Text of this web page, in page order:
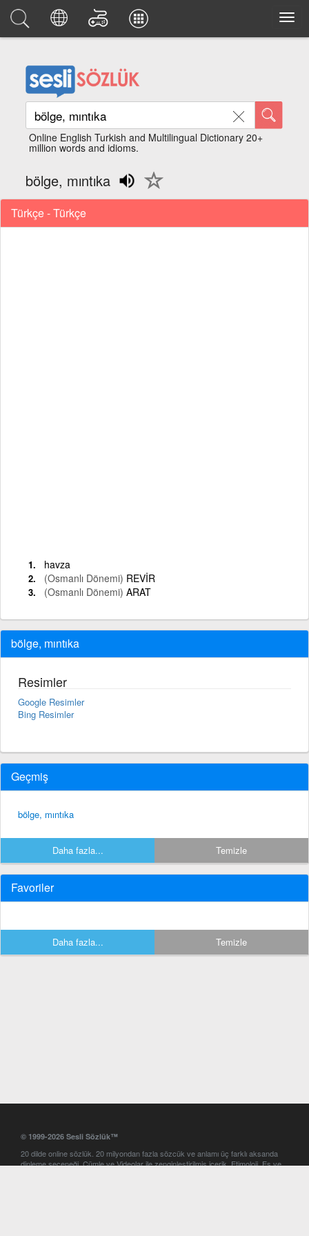
Online English Turkish and Multilingual Dictionary 20+
million words and idioms.
bölge, mıntıka
Türkçe - Türkçe
havza
(Osmanlı Dönemi) REVİR
(Osmanlı Dönemi) ARAT
bölge, mıntıka
Resimler
Google Resimler
Bing Resimler
Geçmiş
bölge, mıntıka
Daha fazla... Temizle
Favoriler
Daha fazla... Temizle
© 1999-2026 Sesli Sözlük™
20 dilde online sözlük. 20 milyondan fazla sözcük ve anlamı üç farklı aksanda
dinleme seçeneği. Cümle ve Videolar ile zenginleştirilmiş içerik. Etimoloji, Eş ve